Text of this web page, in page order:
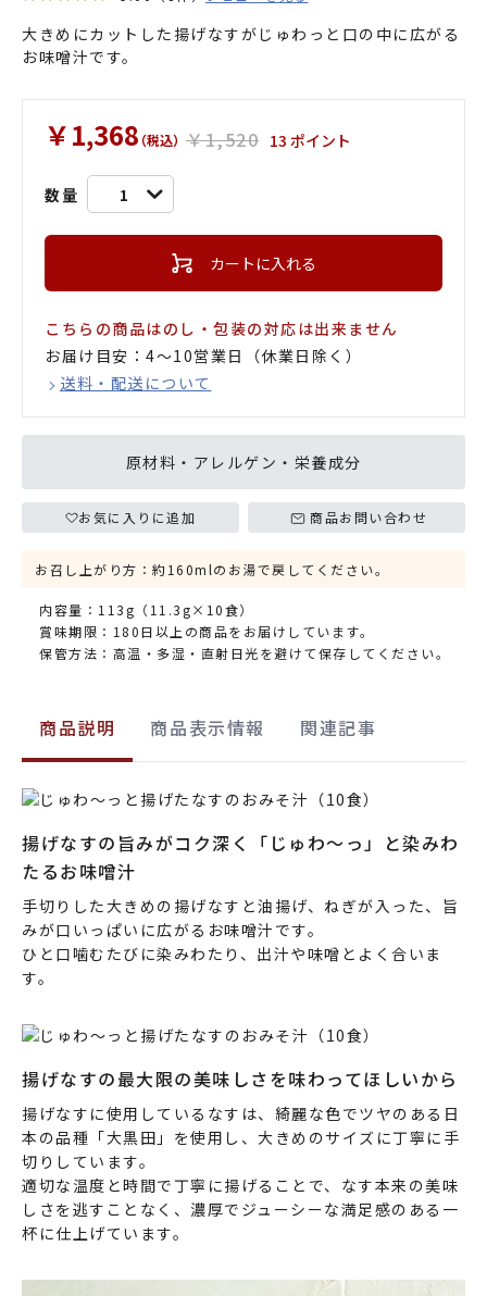
大きめにカットした揚げなすがじゅわっと口の中に広がる
お味噌汁です。
￥1,368（税込） ￥1,520 13 ポイント
数量 1
カートに入れる
こちらの商品はのし・包装の対応は出来ません
お届け目安：4〜10営業日（休業日除く）
送料・配送について
原材料・アレルゲン・栄養成分
お気に入りに追加 商品お問い合わせ
お召し上がり方：約160mlのお湯で戻してください。
内容量：113g（11.3g×10食）
賞味期限：180日以上の商品をお届けしています。
保管方法：高温・多湿・直射日光を避けて保存してください。
商品説明 商品表示情報 関連記事
揚げなすの旨みがコク深く「じゅわ～っ」と染みわ
たるお味噌汁
手切りした大きめの揚げなすと油揚げ、ねぎが入った、旨
みが口いっぱいに広がるお味噌汁です。
ひと口噛むたびに染みわたり、出汁や味噌とよく合いま
す。
揚げなすの最大限の美味しさを味わってほしいから
揚げなすに使用しているなすは、綺麗な色でツヤのある日
本の品種「大黒田」を使用し、大きめのサイズに丁寧に手
切りしています。
適切な温度と時間で丁寧に揚げることで、なす本来の美味
しさを逃すことなく、濃厚でジューシーな満足感のある一
杯に仕上げています。